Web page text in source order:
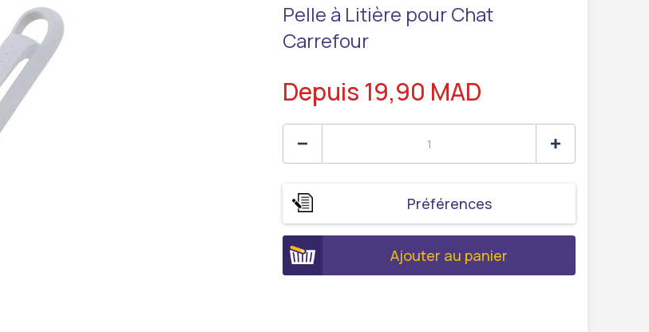
Pelle à Litière pour Chat
Carrefour
Depuis 19,90 MAD
Préférences
Ajouter au panier